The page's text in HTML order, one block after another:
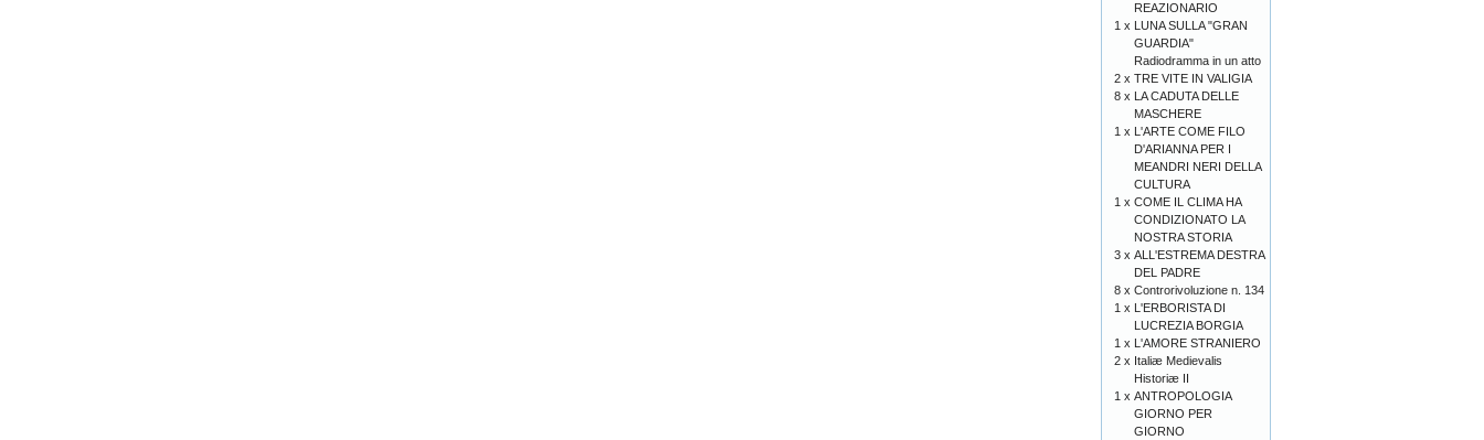
REAZIONARIO
1 x LUNA SULLA "GRAN
GUARDIA"
Radiodramma in un atto
2 x TRE VITE IN VALIGIA
8 x LA CADUTA DELLE
MASCHERE
1 x L'ARTE COME FILO
D'ARIANNA PER I
MEANDRI NERI DELLA
CULTURA
1 x COME IL CLIMA HA
CONDIZIONATO LA
NOSTRA STORIA
3 x ALL'ESTREMA DESTRA
DEL PADRE
8 x Controrivoluzione n. 134
1 x L'ERBORISTA DI
LUCREZIA BORGIA
1 x L'AMORE STRANIERO
2 x Italiæ Medievalis
Historiæ II
1 x ANTROPOLOGIA
GIORNO PER
GIORNO